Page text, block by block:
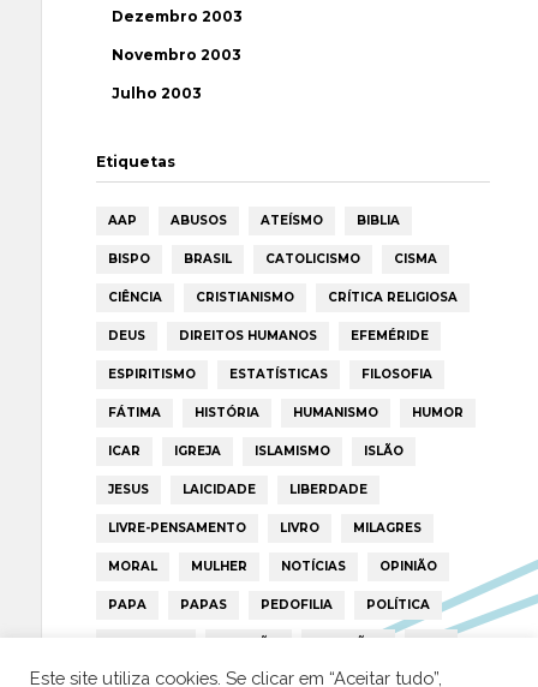
Dezembro 2003
Novembro 2003
Julho 2003
Etiquetas
AAP ABUSOS ATEÍSMO BIBLIA
BISPO BRASIL CATOLICISMO CISMA
CIÊNCIA CRISTIANISMO CRÍTICA RELIGIOSA
DEUS DIREITOS HUMANOS EFEMÉRIDE
ESPIRITISMO ESTATÍSTICAS FILOSOFIA
FÁTIMA HISTÓRIA HUMANISMO HUMOR
ICAR IGREJA ISLAMISMO ISLÃO
JESUS LAICIDADE LIBERDADE
LIVRE-PENSAMENTO LIVRO MILAGRES
MORAL MULHER NOTÍCIAS OPINIÃO
PAPA PAPAS PEDOFILIA POLÍTICA
PORTUGAL RELIGIÃO RELIGIÕES RTP
TRUMP VATICANO
Este site utiliza cookies. Se clicar em “Aceitar tudo”,